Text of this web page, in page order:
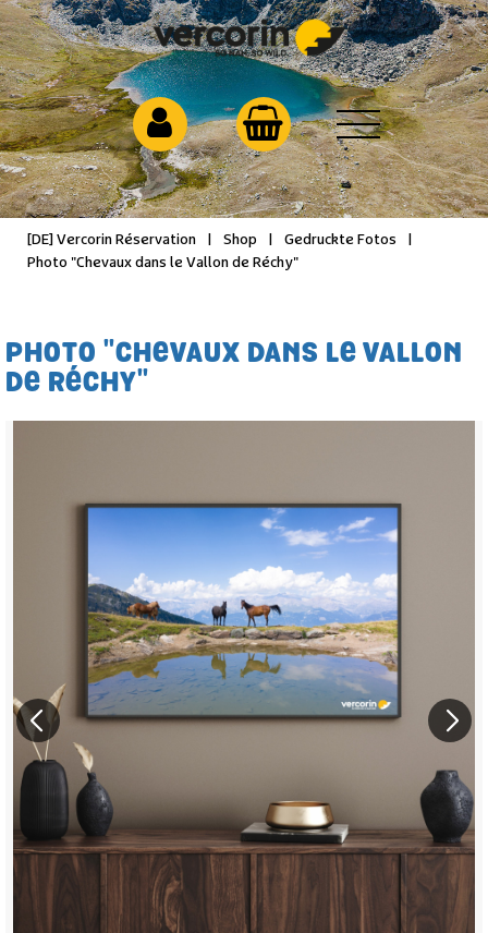
[DE] Vercorin Réservation Shop Gedruckte Fotos
Photo "Chevaux dans le Vallon de Réchy"
PHOTO "CHEVAUX DANS LE VALLON
DE RÉCHY"